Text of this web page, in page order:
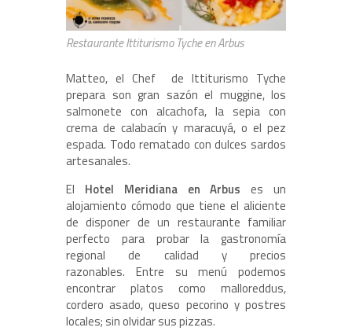
Restaurante Ittiturismo Tyche en Arbus
Matteo, el Chef de Ittiturismo Tyche
prepara son gran sazón el muggine, los
salmonete con alcachofa, la sepia con
crema de calabacín y maracuyá, o el pez
espada. Todo rematado con dulces sardos
artesanales.
El Hotel Meridiana en Arbus es un
alojamiento cómodo que tiene el aliciente
de disponer de un restaurante familiar
perfecto para probar la gastronomía
regional de calidad y precios
razonables. Entre su menú podemos
encontrar platos como malloreddus,
cordero asado, queso pecorino y postres
locales; sin olvidar sus pizzas.